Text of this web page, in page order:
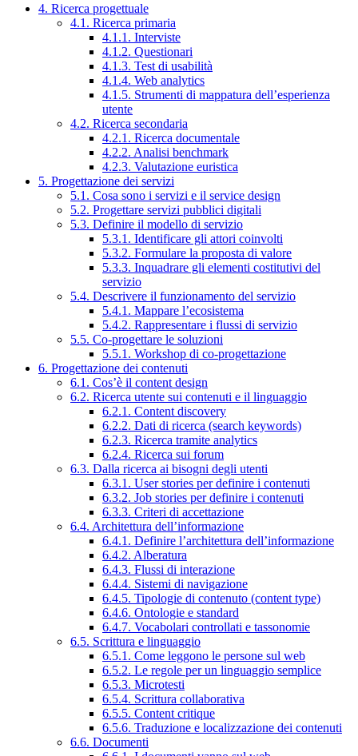
4. Ricerca progettuale
4.1. Ricerca primaria
4.1.1. Interviste
4.1.2. Questionari
4.1.3. Test di usabilità
4.1.4. Web analytics
4.1.5. Strumenti di mappatura dell’esperienza
utente
4.2. Ricerca secondaria
4.2.1. Ricerca documentale
4.2.2. Analisi benchmark
4.2.3. Valutazione euristica
5. Progettazione dei servizi
5.1. Cosa sono i servizi e il service design
5.2. Progettare servizi pubblici digitali
5.3. Definire il modello di servizio
5.3.1. Identificare gli attori coinvolti
5.3.2. Formulare la proposta di valore
5.3.3. Inquadrare gli elementi costitutivi del
servizio
5.4. Descrivere il funzionamento del servizio
5.4.1. Mappare l’ecosistema
5.4.2. Rappresentare i flussi di servizio
5.5. Co-progettare le soluzioni
5.5.1. Workshop di co-progettazione
6. Progettazione dei contenuti
6.1. Cos’è il content design
6.2. Ricerca utente sui contenuti e il linguaggio
6.2.1. Content discovery
6.2.2. Dati di ricerca (search keywords)
6.2.3. Ricerca tramite analytics
6.2.4. Ricerca sui forum
6.3. Dalla ricerca ai bisogni degli utenti
6.3.1. User stories per definire i contenuti
6.3.2. Job stories per definire i contenuti
6.3.3. Criteri di accettazione
6.4. Architettura dell’informazione
6.4.1. Definire l’architettura dell’informazione
6.4.2. Alberatura
6.4.3. Flussi di interazione
6.4.4. Sistemi di navigazione
6.4.5. Tipologie di contenuto (content type)
6.4.6. Ontologie e standard
6.4.7. Vocabolari controllati e tassonomie
6.5. Scrittura e linguaggio
6.5.1. Come leggono le persone sul web
6.5.2. Le regole per un linguaggio semplice
6.5.3. Microtesti
6.5.4. Scrittura collaborativa
6.5.5. Content critique
6.5.6. Traduzione e localizzazione dei contenuti
6.6. Documenti